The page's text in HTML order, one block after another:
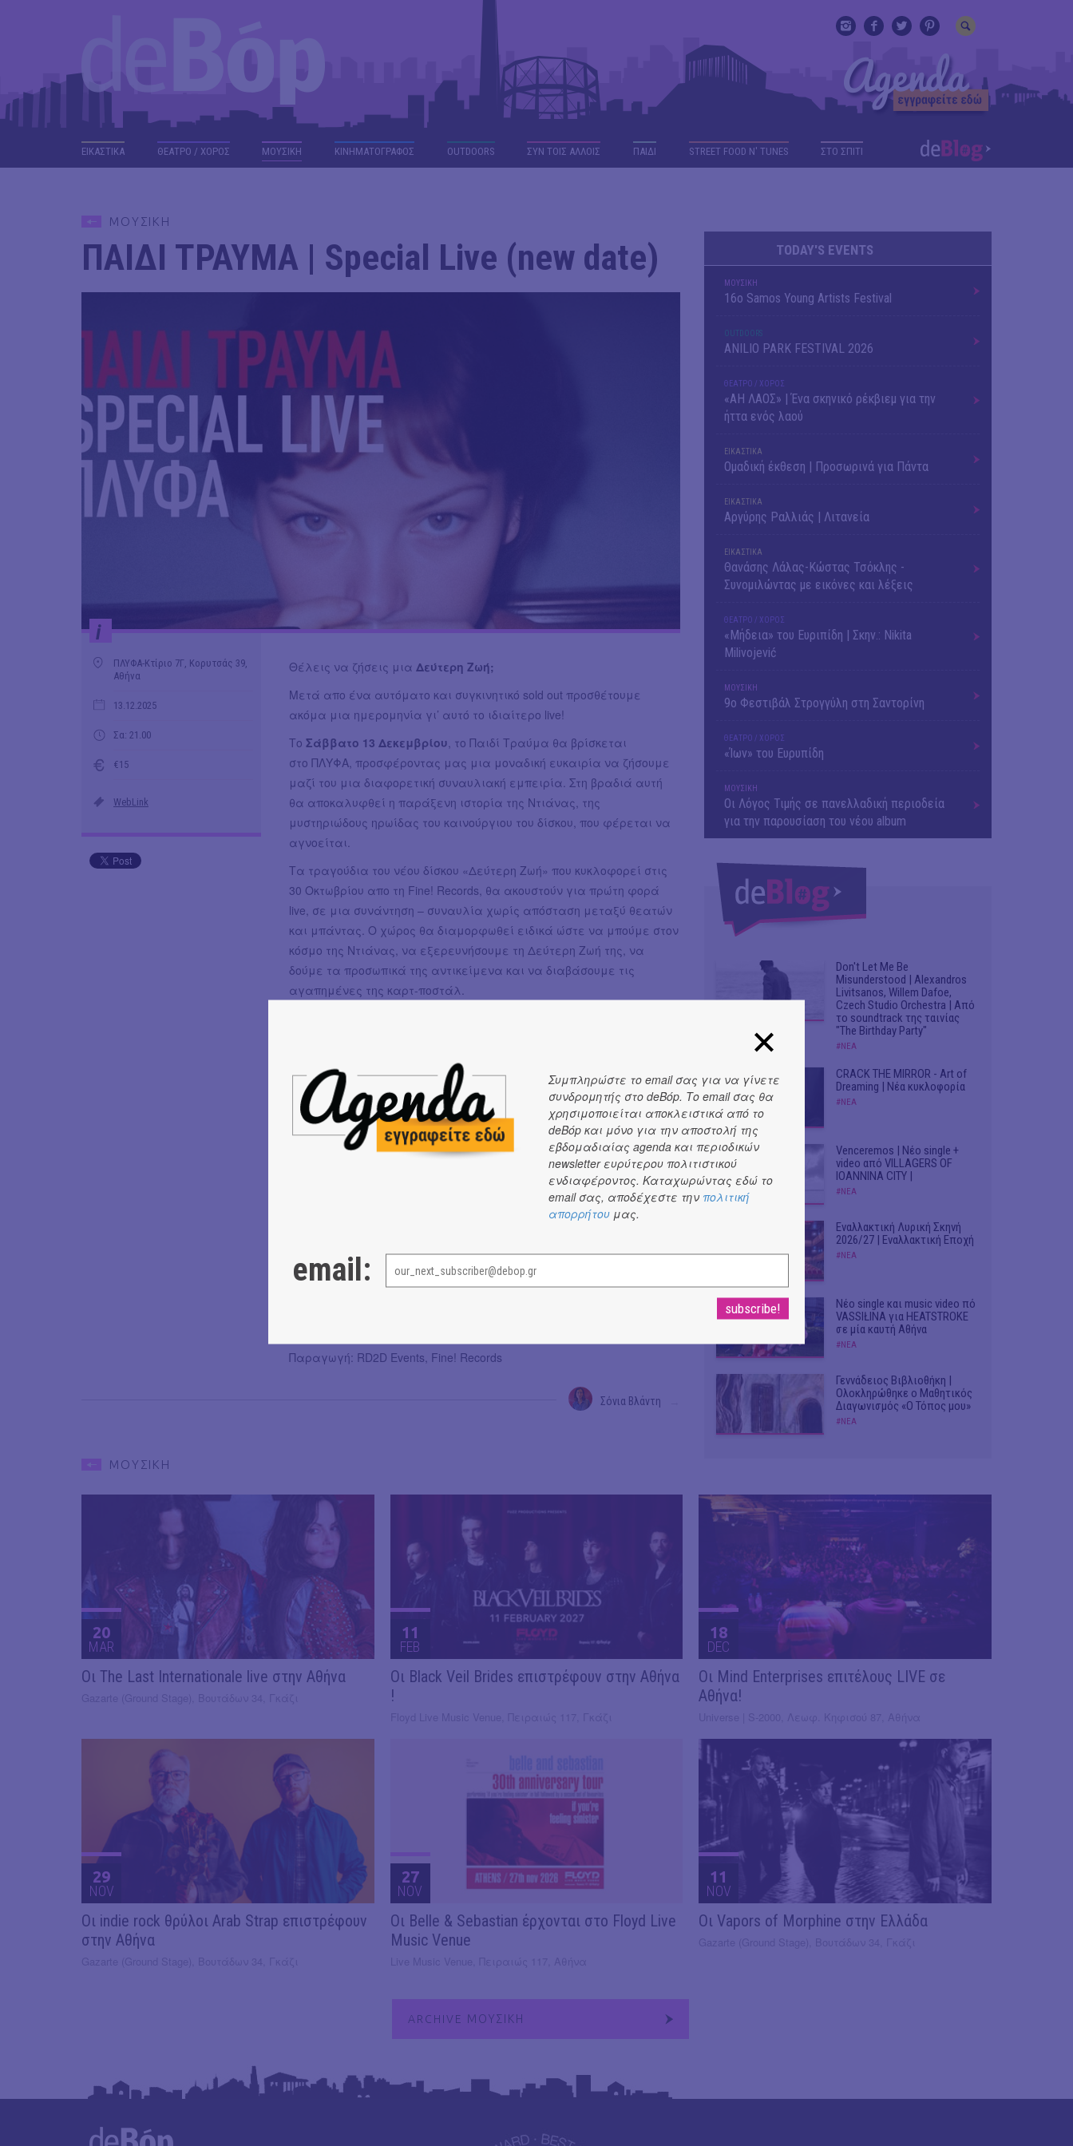
ΕΙΚΑΣΤΙΚΑ ΘΕΑΤΡΟ / ΧΟΡΟΣ ΜΟΥΣΙΚΗ ΚΙΝΗΜΑΤΟΓΡΑΦΟΣ OUTDΟORS ΣΥΝ ΤΟΙΣ ΑΛΛΟΙΣ ΠΑΙΔΙ STREET FOOD N' TUNES ΣΤΟ ΣΠΙΤΙ
ΜΟΥΣΙΚΗ
ΠΑΙΔΙ ΤΡΑΥΜΑ | Special Live (new date)
i
ΠΛΥΦΑ-Κτίριο 7Γ, Κορυτσάς 39,
Αθήνα
13.12.2025
Σα: 21.00
€15
WebLink
Θέλεις να ζήσεις μια Δεύτερη Ζωή;
Μετά απο ένα αυτόματο και συγκινητικό sold out προσθέτουμε
ακόμα μια ημερομηνία γι’ αυτό το ιδιαίτερο live!
Το Σάββατο 13 Δεκεμβρίου , το Παιδί Τραύμα θα βρίσκεται
στο ΠΛΥΦΑ, προσφέροντας μας μια μοναδική ευκαιρία να ζήσουμε
μαζί του μια διαφορετική συναυλιακή εμπειρία. Στη βραδιά αυτή
θα αποκαλυφθεί η παράξενη ιστορία της Ντιάνας, της
μυστηριώδους ηρωίδας του καινούργιου του δίσκου, που φέρεται να
αγνοείται.
Τα τραγούδια του νέου δίσκου «Δεύτερη Ζωή» που κυκλοφορεί στις
30 Οκτωβρίου απο τη Fine! Records, θα ακουστούν για πρώτη φορά
live, σε μια συνάντηση – συναυλία χωρίς απόσταση μεταξύ θεατών
και μπάντας. Ο χώρος θα διαμορφωθεί ειδικά ώστε να μπούμε στον
κόσμο της Ντιάνας, να εξερευνήσουμε τη Δεύτερη Ζωή της, να
δούμε τα προσωπικά της αντικείμενα και να διαβάσουμε τις
αγαπημένες της καρτ-ποστάλ.
παράσταση, υπό την καλλιτεχνική διεύθυνση του Βασίλη Κεχαγιά.
Τον φωτιστικό σχεδιασμό υπογράφει ο Alex Hills.
Τα εισιτήρια είναι περιορισμένα, προλάβετε το δικό σας!
Παίζουν οι μουσικοί:
Τάσος Καρτέρης: Στίχοι, μουσική, κιθάρα, ερμηνεία και concept
Κώστας Γρούντας: Ηλ. Μπάσο, Synth, Φωνητικά
Διονύσης Μόρφης: Ηλ. Κιθάρα
Ηχοληψία: Γιώργος Λιάπης
Παραγωγή: RD2D Events, Fine! Records
Σόνια Βλάντη
TODAY'S EVENTS
ΜΟΥΣΙΚΗ
16o Samos Young Artists Festival
OUTDΟORS
ANILIO PARK FESTIVAL 2026
ΘΕΑΤΡΟ / ΧΟΡΟΣ
«ΑΗ ΛΑΟΣ» | Ένα σκηνικό ρέκβιεμ για την
ήττα ενός λαού
ΕΙΚΑΣΤΙΚΑ
Ομαδική έκθεση | Προσωρινά για Πάντα
ΕΙΚΑΣΤΙΚΑ
Αργύρης Ραλλιάς | Λιτανεία
ΕΙΚΑΣΤΙΚΑ
Θανάσης Λάλας-Κώστας Τσόκλης -
Συνομιλώντας με εικόνες και λέξεις
ΘΕΑΤΡΟ / ΧΟΡΟΣ
«Μήδεια» του Ευριπίδη | Σκην.: Nikita
Milivojević
ΜΟΥΣΙΚΗ
9o Φεστιβάλ Στρογγύλη στη Σαντορίνη
ΘΕΑΤΡΟ / ΧΟΡΟΣ
«Ίων» του Ευρυπίδη
ΜΟΥΣΙΚΗ
Οι Λόγος Τιμής σε πανελλαδική περιοδεία
για την παρουσίαση του νέου album
Don't Let Me Be
Misunderstood | Alexandros
Livitsanos, Willem Dafoe,
Czech Studio Orchestra | Από
το soundtrack της ταινίας
"The Birthday Party"
#ΝΕΑ
CRACK THE MIRROR - Art of
Dreaming | Νέα κυκλοφορία
#ΝΕΑ
Venceremos | Νέο single +
video από VILLAGERS OF
IOANNINA CITY |
#ΝΕΑ
Εναλλακτική Λυρική Σκηνή
2026/27 | Εναλλακτική Εποχή
#ΝΕΑ
Νέο single και music video πό
VASSIŁINA για HEATSTROKE
σε μία καυτή Αθήνα
#ΝΕΑ
Γεννάδειος Βιβλιοθήκη |
Ολοκληρώθηκε ο Μαθητικός
Διαγωνισμός «Ο Τόπος μου»
#ΝΕΑ
ΜΟΥΣΙΚΗ
20
MAR
Οι The Last Internationale live στην Αθήνα
11
FEB
Οι Black Veil Brides επιστρέφουν στην Αθήνα
!
18
DEC
Οι Mind Enterprises επιτέλους LIVE σε
Αθήνα!
29
NOV
Οι indie rock θρύλοι Arab Strap επιστρέφουν
στην Αθήνα
27
NOV
Οι Belle & Sebastian έρχονται στο Floyd Live
Music Venue
11
NOV
Οι Vapors of Morphine στην Ελλάδα
ARCHIVE ΜΟΥΣΙΚΗ
Συμπληρώστε το email σας για να γίνετε
συνδρομητής στο deBόp. Το email σας θα
χρησιμοποιείται αποκλειστικά από το
deBόp και μόνο για την αποστολή της
εβδομαδιαίας agenda και περιοδικών
newsletter ευρύτερου πολιτιστικού
ενδιαφέροντος. Καταχωρώντας εδώ το
email σας, αποδέχεστε την πολιτική
απορρήτου μας.
email: